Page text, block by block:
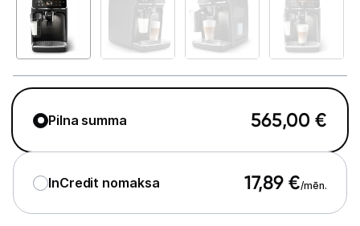
Kafijas pagatavošana
Kafijas automāti
Kafijas dzirnaviņas
Kafijas automātu aksesuāri
Pilna summa 565,00 €
InCredit nomaksa 17,89 €/mēn.